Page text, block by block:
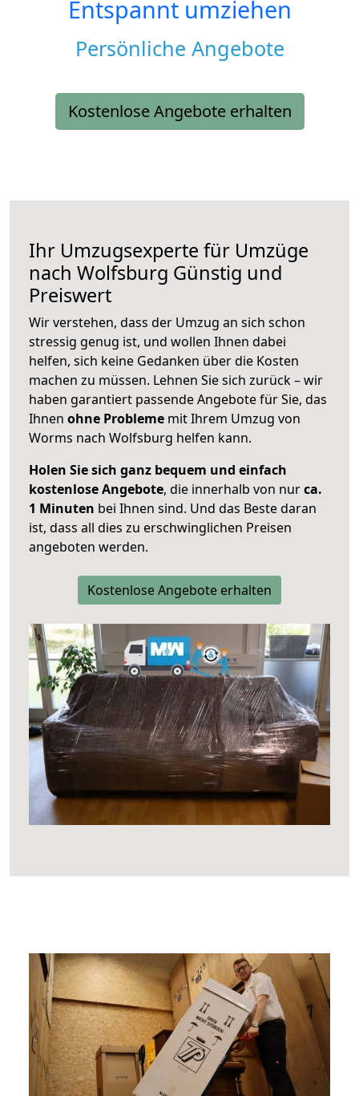
Entspannt umziehen
Persönliche Angebote
Kostenlose Angebote erhalten
Ihr Umzugsexperte für Umzüge
nach Wolfsburg Günstig und
Preiswert
Wir verstehen, dass der Umzug an sich schon
stressig genug ist, und wollen Ihnen dabei
helfen, sich keine Gedanken über die Kosten
machen zu müssen. Lehnen Sie sich zurück – wir
haben garantiert passende Angebote für Sie, das
Ihnen ohne Probleme mit Ihrem Umzug von
Worms nach Wolfsburg helfen kann.
Holen Sie sich ganz bequem und einfach
kostenlose Angebote, die innerhalb von nurca.
1 Minuten bei Ihnen sind. Und das Beste daran
ist, dass all dies zu erschwinglichen Preisen
angeboten werden.
Kostenlose Angebote erhalten